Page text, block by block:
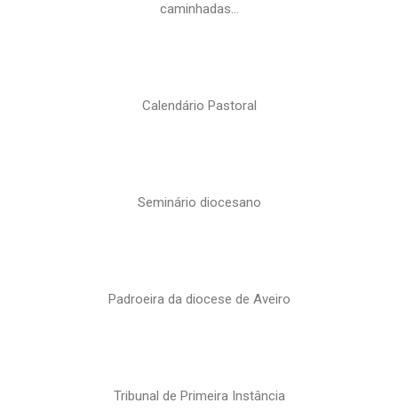
caminhadas…
Calendário Pastoral
Seminário diocesano
Padroeira da diocese de Aveiro
Tribunal de Primeira Instância